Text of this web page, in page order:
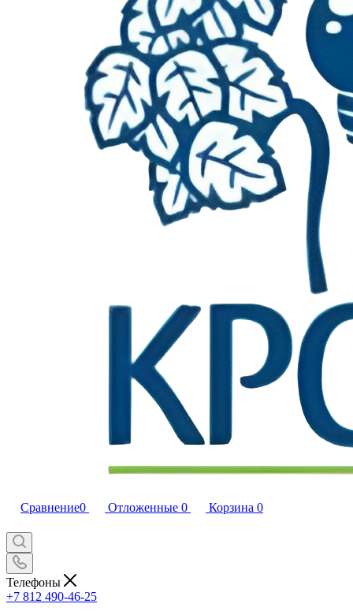
Сравнение0 Отложенные 0 Корзина 0
Телефоны
+7 812 490-46-25